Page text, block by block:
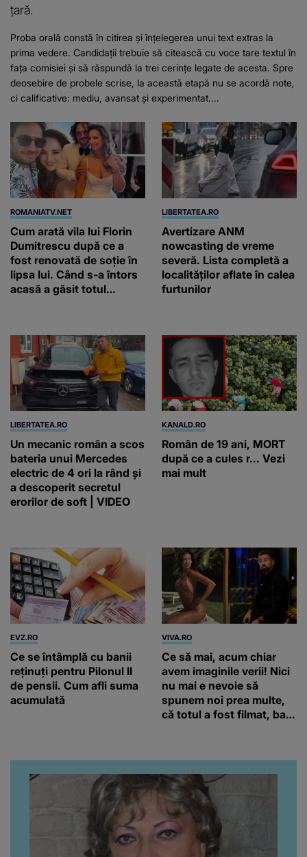
țară.
Proba orală constă în citirea și înțelegerea unui text extras la
prima vedere. Candidații trebuie să citească cu voce tare textul în
fața comisiei și să răspundă la trei cerințe legate de acesta. Spre
deosebire de probele scrise, la această etapă nu se acordă note,
ci calificative: mediu, avansat și experimentat....
ROMANIATV.NET
Cum arată vila lui Florin
Dumitrescu după ce a
fost renovată de soție în
lipsa lui. Când s-a întors
acasă a găsit totul
LIBERTATEA.RO
Avertizare ANM
nowcasting de vreme
severă. Lista completă a
localităților aflate în calea
furtunilor
LIBERTATEA.RO
Un mecanic român a scos
bateria unui Mercedes
electric de 4 ori la rând și
a descoperit secretul
erorilor de soft | VIDEO
KANALD.RO
Român de 19 ani, MORT
după ce a cules r... Vezi
mai mult
EVZ.RO
Ce se întâmplă cu banii
reținuți pentru Pilonul II
de pensii. Cum afli suma
acumulată
VIVA.RO
Ce să mai, acum chiar
avem imaginile verii! Nici
nu mai e nevoie să
spunem noi prea multe,
că totul a fost filmat, ba
da, frumoasa iubită a lui
Florin Ristei e...